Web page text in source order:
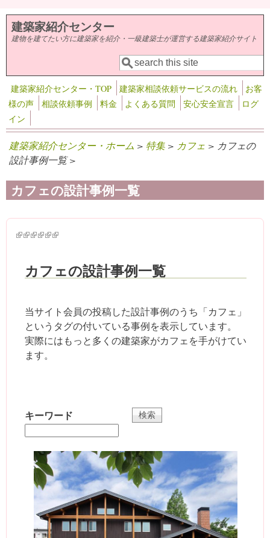
メインコンテンツに移動
建築家紹介センター
建物を建てたい方に建築家を紹介・一級建築士が運営する建築家紹介サイト
検索フォーム
検索
建築家紹介センター・TOP 建築家相談依頼サービスの流れ
お客
様の声
相談依頼事例 料金 よくある質問 安心安全宣言
ログ
イン
建築家紹介センター・ホーム > 特集 > カフェ > カフェの
設計事例一覧 >
カフェの設計事例一覧
(link is external)
(link is external)
(link is external)
(link is external)
(link is external)
(link is external)
カフェの設計事例一覧
当サイト会員の投稿した設計事例のうち「カフェ」
というタグの付いている事例を表示しています。
実際にはもっと多くの建築家がカフェを手がけてい
ます。
キーワード